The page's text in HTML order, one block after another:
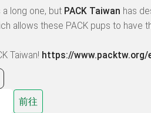
long one, but PACK Taiwan has
allows these PACK pups to have
Taiwan! https://
前往